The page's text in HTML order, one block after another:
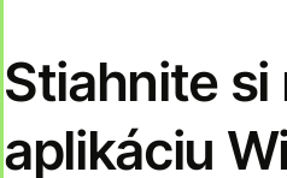
Stiahnite
aplikáciu